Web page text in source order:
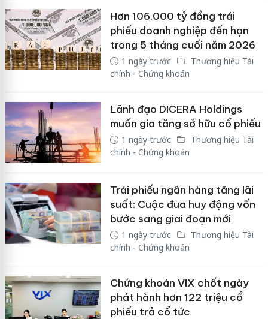
Hơn 106.000 tỷ đồng trái
phiếu doanh nghiệp đến hạn
trong 5 tháng cuối năm 2026
1 ngày trước
Thương hiệu Tài
chính - Chứng khoán
Lãnh đạo DICERA Holdings
muốn gia tăng sở hữu cổ phiếu
1 ngày trước
Thương hiệu Tài
chính - Chứng khoán
Trái phiếu ngân hàng tăng lãi
suất: Cuộc đua huy động vốn
bước sang giai đoạn mới
1 ngày trước
Thương hiệu Tài
chính - Chứng khoán
Chứng khoán VIX chốt ngày
phát hành hơn 122 triệu cổ
phiếu trả cổ tức